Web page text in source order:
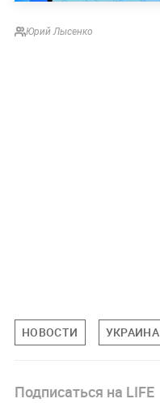
Юрий Лысенко
НОВОСТИ УКРАИНА
Подписаться на LIFE